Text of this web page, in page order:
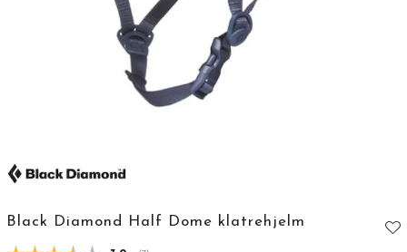
Black Diamond Half Dome klatrehjelm